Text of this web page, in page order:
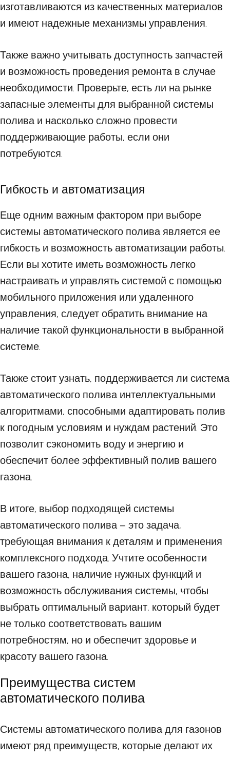
изготавливаются из качественных материалов
и имеют надежные механизмы управления.
Также важно учитывать доступность запчастей
и возможность проведения ремонта в случае
необходимости. Проверьте, есть ли на рынке
запасные элементы для выбранной системы
полива и насколько сложно провести
поддерживающие работы, если они
потребуются.
Гибкость и автоматизация
Еще одним важным фактором при выборе
системы автоматического полива является ее
гибкость и возможность автоматизации работы.
Если вы хотите иметь возможность легко
настраивать и управлять системой с помощью
мобильного приложения или удаленного
управления, следует обратить внимание на
наличие такой функциональности в выбранной
системе.
Также стоит узнать, поддерживается ли система
автоматического полива интеллектуальными
алгоритмами, способными адаптировать полив
к погодным условиям и нуждам растений. Это
позволит сэкономить воду и энергию и
обеспечит более эффективный полив вашего
газона.
В итоге, выбор подходящей системы
автоматического полива – это задача,
требующая внимания к деталям и применения
комплексного подхода. Учтите особенности
вашего газона, наличие нужных функций и
возможность обслуживания системы, чтобы
выбрать оптимальный вариант, который будет
не только соответствовать вашим
потребностям, но и обеспечит здоровье и
красоту вашего газона.
Преимущества систем
автоматического полива
Системы автоматического полива для газонов
имеют ряд преимуществ, которые делают их